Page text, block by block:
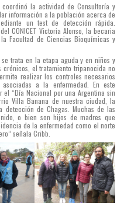
coordinó la actividad de Consultoría y
información a la población acerca de
un test de detección rápida.
CONICET Victoria Alonso, la becaria
Facultad de Ciencias Bioquímicas y
trata en la etapa aguda y en niños y
crónicos, el tratamiento tripanocida no
realizar los controles necesarios
a la enfermedad. En este
“Día Nacional por una Argentina sin
Villa Banana de nuestra ciudad, la
de Chagas. Muchas de las
o bien son hijos de madres que
de la enfermedad como el norte
señala Cribb.